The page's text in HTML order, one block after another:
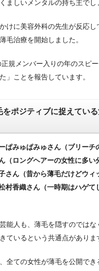
ましいメンタルの持ち主でし
けに美容外科の先生が反応し
毛治療を開始しました。
規メンバー入りの年のスピ
」ことを報告しています。
をポジティブに捉えてい
ぱみゅぱみゅさん（ブリーチ
（ロングヘアーの女性に多い
さん（昔から薄毛だけどウィ
村香織さん（一時期はハゲて
能人も、薄毛を隠すのでは
ているという共通点がありま
全ての女性が薄毛を公開で